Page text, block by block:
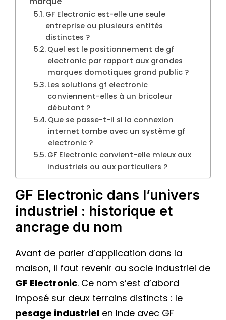
GF Electronic est-elle une seule
entreprise ou plusieurs entités
distinctes ?
Quel est le positionnement de gf
electronic par rapport aux grandes
marques domotiques grand public ?
Les solutions gf electronic
conviennent-elles à un bricoleur
débutant ?
Que se passe-t-il si la connexion
internet tombe avec un système gf
electronic ?
GF Electronic convient-elle mieux aux
industriels ou aux particuliers ?
GF Electronic dans l’univers
industriel : historique et
ancrage du nom
Avant de parler d’application dans la
maison, il faut revenir au socle industriel de
GF Electronic. Ce nom s’est d’abord
imposé sur deux terrains distincts : le
pesage industriel en Inde avec GF